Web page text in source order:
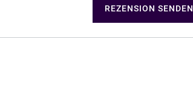
REZENSION SENDEN